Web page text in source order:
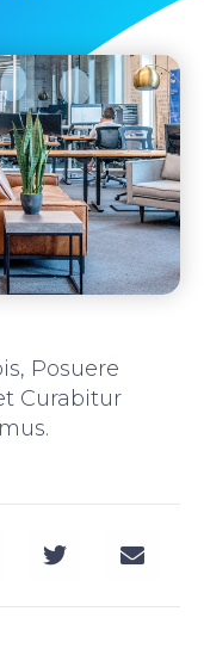
Posuere
Curabitur